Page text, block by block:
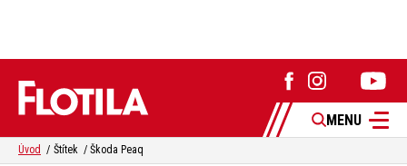
MENU
Úvod Štítek Škoda Peaq